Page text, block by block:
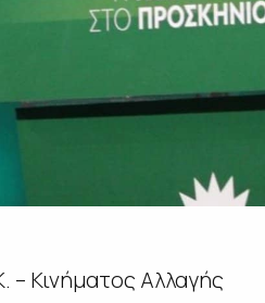
Κινήματος Αλλαγής